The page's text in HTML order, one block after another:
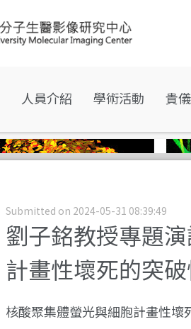
人員介紹 學術活動 貴
Submitted on 2024-05-31 08:39:49
劉子銘教授專題
計畫性壞死的突
核酸聚集體螢光與細胞計畫性